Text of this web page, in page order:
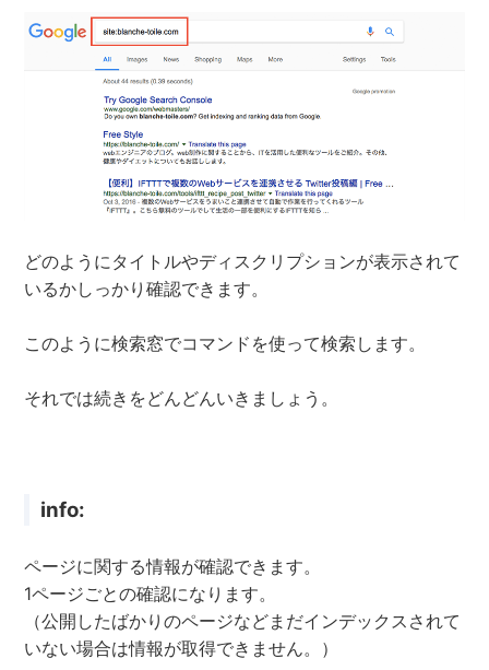
どのようにタイトルやディスクリプションが表示されて
いるかしっかり確認できます。
このように検索窓でコマンドを使って検索します。
それでは続きをどんどんいきましょう。
info:
ページに関する情報が確認できます。
1ページごとの確認になります。
（公開したばかりのページなどまだインデックスされて
いない場合は情報が取得できません。）